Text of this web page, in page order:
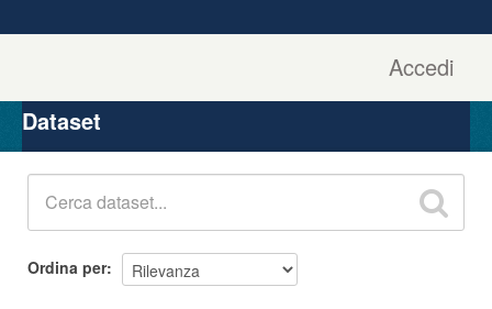
Accedi
Organizzazioni
Gruppi
Dataset
Ordina per